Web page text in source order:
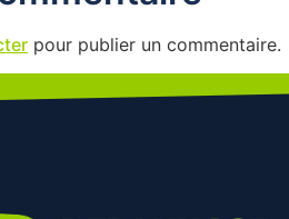
pour publier un commentaire.